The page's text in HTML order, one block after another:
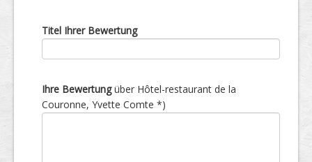
Titel Ihrer Bewertung
Ihre Bewertungüber Hôtel-restaurant de la
Couronne, Yvette Comte *)